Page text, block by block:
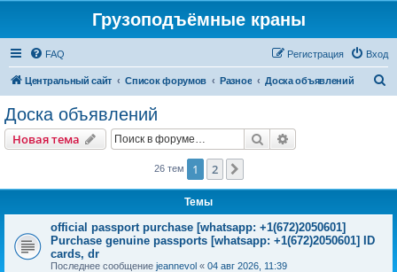
Грузоподъёмные краны
FAQ Вход
Регистрация
Центральный сайт Список форумов Разное Доска объявлений
Доска объявлений
Новая тема Поиск
26 тем 1 2
Темы
official passport purchase [whatsapp: +1(672)2050601]
Purchase genuine passports [whatsapp: +1(672)2050601] ID
cards, dr
Последнее сообщение jeannevol « 04 авг 2026, 11:39